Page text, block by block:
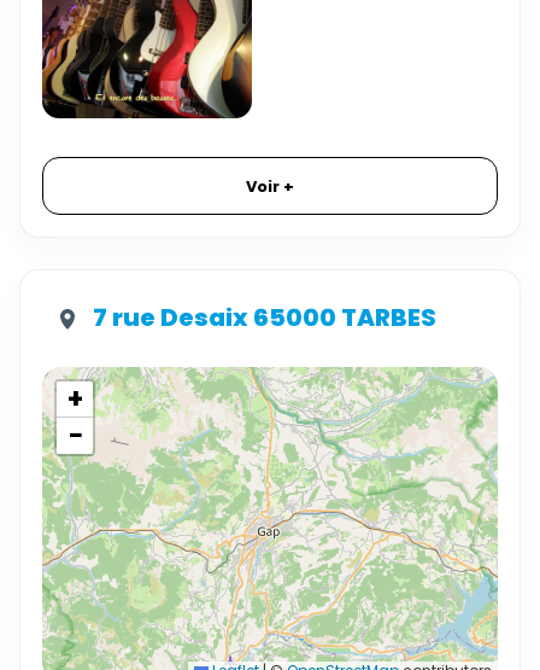
Voir +
7 rue Desaix 65000 TARBES
+
−